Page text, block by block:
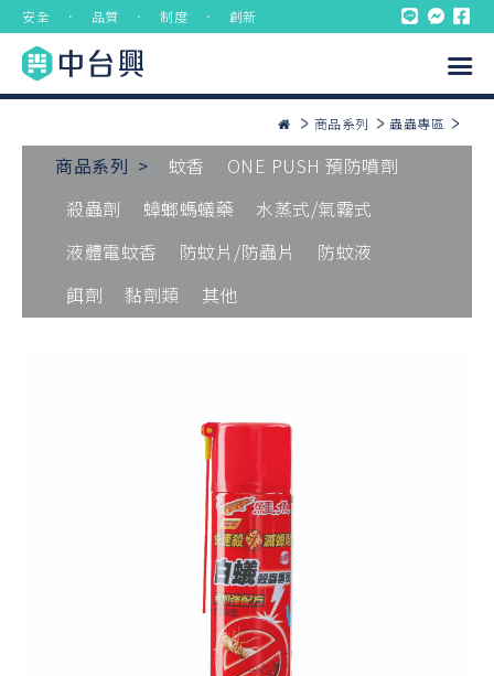
安全 ． 品質 ． 制度 ． 創新
商品系列 蟲蟲專區
商品系列 > 蚊香
ONE PUSH 預防噴劑
殺蟲劑
蟑螂螞蟻藥
水蒸式/氣霧式
液體電蚊香
防蚊片/防蟲片
防蚊液
餌劑
黏劑類 其他